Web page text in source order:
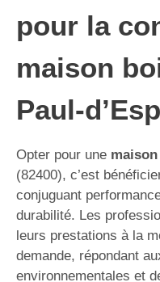
pour la
maison
Paul-
Opter pour une
(82400), c’est
conjuguant
durabilité. Les
leurs prestations à la
demande, répondant
environnementales et